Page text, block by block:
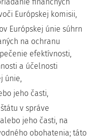
Európskej komisii,
Európskej únie súhrn
na ochranu
efektívnosti,
a účelnosti
únie,
jeho časti,
v správe
jeho časti, na
obohatenia; táto